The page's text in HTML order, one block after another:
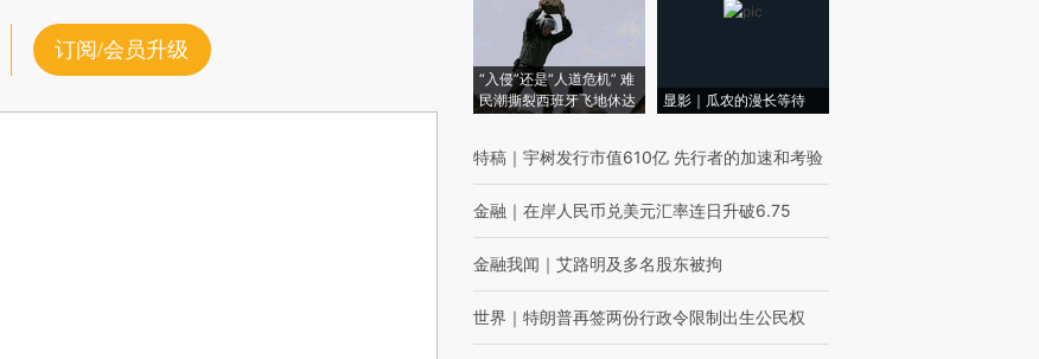
订阅/会员升级
“入侵”还是“人道危机” 难
民潮撕裂西班牙飞地休达
显影｜瓜农的漫长等待
特稿 ｜ 宇树发行市值610亿 先行者的加速和考验
金融 ｜ 在岸人民币兑美元汇率连日升破6.75
金融我闻 ｜ 艾路明及多名股东被拘
世界 ｜ 特朗普再签两份行政令限制出生公民权